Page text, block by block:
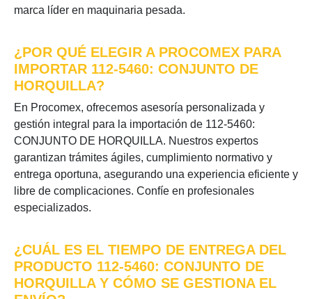
marca líder en maquinaria pesada.
¿POR QUÉ ELEGIR A PROCOMEX PARA
IMPORTAR 112-5460: CONJUNTO DE
HORQUILLA?
En Procomex, ofrecemos asesoría personalizada y
gestión integral para la importación de 112-5460:
CONJUNTO DE HORQUILLA. Nuestros expertos
garantizan trámites ágiles, cumplimiento normativo y
entrega oportuna, asegurando una experiencia eficiente y
libre de complicaciones. Confíe en profesionales
especializados.
¿CUÁL ES EL TIEMPO DE ENTREGA DEL
PRODUCTO 112-5460: CONJUNTO DE
HORQUILLA Y CÓMO SE GESTIONA EL